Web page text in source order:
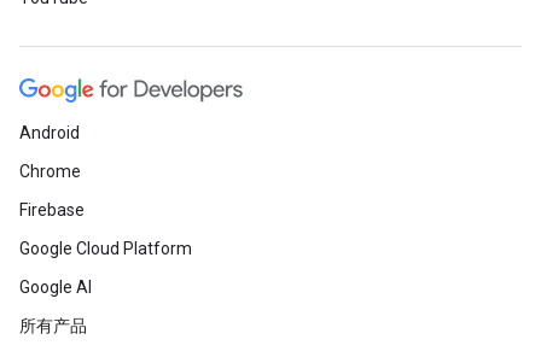
Android
Chrome
Firebase
Google Cloud Platform
Google AI
所有产品